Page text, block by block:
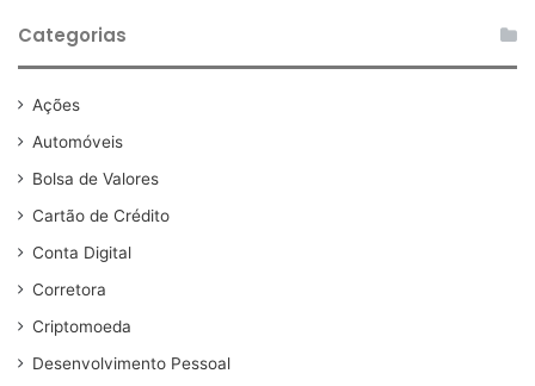
Categorias
Ações
Automóveis
Bolsa de Valores
Cartão de Crédito
Conta Digital
Corretora
Criptomoeda
Desenvolvimento Pessoal